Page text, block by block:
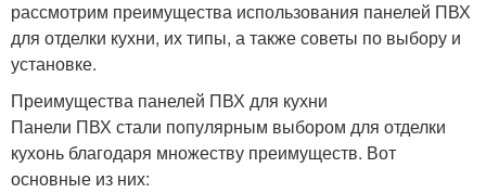
рассмотрим преимущества использования панелей ПВХ
для отделки кухни, их типы, а также советы по выбору и
установке.
Преимущества панелей ПВХ для кухни
Панели ПВХ стали популярным выбором для отделки
кухонь благодаря множеству преимуществ. Вот
основные из них: